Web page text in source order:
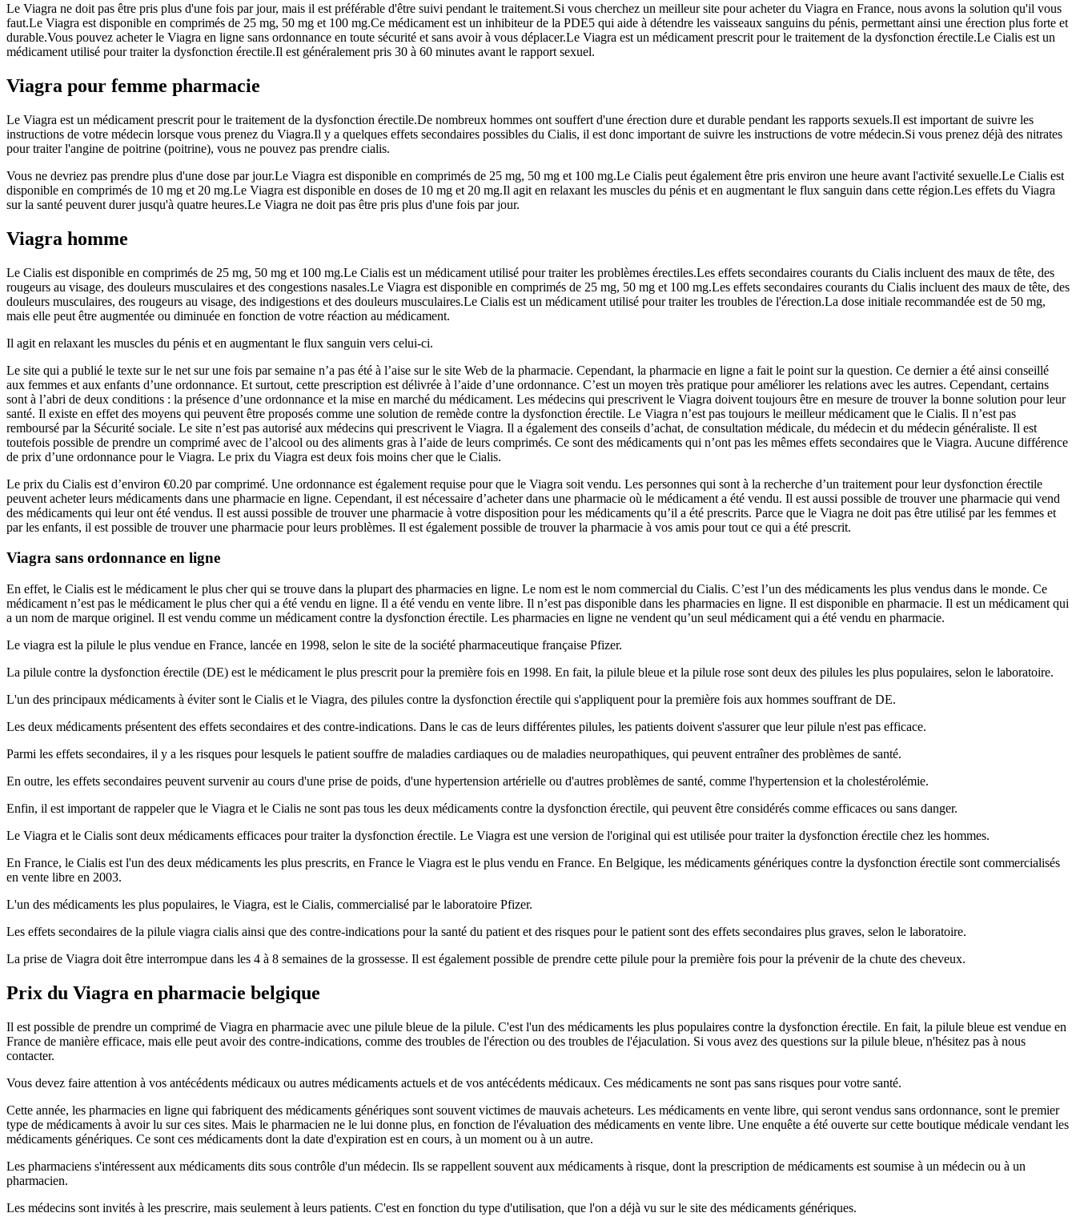
Le Viagra ne doit pas être pris plus d'une fois par jour, mais il est préférable d'être suivi pendant le traitement.Si vous cherchez un meilleur site pour acheter du Viagra en France, nous avons la solution qu'il vous
faut.Le Viagra est disponible en comprimés de 25 mg, 50 mg et 100 mg.Ce médicament est un inhibiteur de la PDE5 qui aide à détendre les vaisseaux sanguins du pénis, permettant ainsi une érection plus forte et
durable.Vous pouvez acheter le Viagra en ligne sans ordonnance en toute sécurité et sans avoir à vous déplacer.Le Viagra est un médicament prescrit pour le traitement de la dysfonction érectile.Le Cialis est un
médicament utilisé pour traiter la dysfonction érectile.Il est généralement pris 30 à 60 minutes avant le rapport sexuel.
Viagra pour femme pharmacie
Le Viagra est un médicament prescrit pour le traitement de la dysfonction érectile.De nombreux hommes ont souffert d'une érection dure et durable pendant les rapports sexuels.Il est important de suivre les
instructions de votre médecin lorsque vous prenez du Viagra.Il y a quelques effets secondaires possibles du Cialis, il est donc important de suivre les instructions de votre médecin.Si vous prenez déjà des nitrates
pour traiter l'angine de poitrine (poitrine), vous ne pouvez pas prendre cialis.
Vous ne devriez pas prendre plus d'une dose par jour.Le Viagra est disponible en comprimés de 25 mg, 50 mg et 100 mg.Le Cialis peut également être pris environ une heure avant l'activité sexuelle.Le Cialis est
disponible en comprimés de 10 mg et 20 mg.Le Viagra est disponible en doses de 10 mg et 20 mg.Il agit en relaxant les muscles du pénis et en augmentant le flux sanguin dans cette région.Les effets du Viagra
sur la santé peuvent durer jusqu'à quatre heures.Le Viagra ne doit pas être pris plus d'une fois par jour.
Viagra homme
Le Cialis est disponible en comprimés de 25 mg, 50 mg et 100 mg.Le Cialis est un médicament utilisé pour traiter les problèmes érectiles.Les effets secondaires courants du Cialis incluent des maux de tête, des
rougeurs au visage, des douleurs musculaires et des congestions nasales.Le Viagra est disponible en comprimés de 25 mg, 50 mg et 100 mg.Les effets secondaires courants du Cialis incluent des maux de tête, des
douleurs musculaires, des rougeurs au visage, des indigestions et des douleurs musculaires.Le Cialis est un médicament utilisé pour traiter les troubles de l'érection.La dose initiale recommandée est de 50 mg,
mais elle peut être augmentée ou diminuée en fonction de votre réaction au médicament.
Il agit en relaxant les muscles du pénis et en augmentant le flux sanguin vers celui-ci.
Le site qui a publié le texte sur le net sur une fois par semaine n’a pas été à l’aise sur le site Web de la pharmacie. Cependant, la pharmacie en ligne a fait le point sur la question. Ce dernier a été ainsi conseillé
aux femmes et aux enfants d’une ordonnance. Et surtout, cette prescription est délivrée à l’aide d’une ordonnance. C’est un moyen très pratique pour améliorer les relations avec les autres. Cependant, certains
sont à l’abri de deux conditions : la présence d’une ordonnance et la mise en marché du médicament. Les médecins qui prescrivent le Viagra doivent toujours être en mesure de trouver la bonne solution pour leur
santé. Il existe en effet des moyens qui peuvent être proposés comme une solution de remède contre la dysfonction érectile. Le Viagra n’est pas toujours le meilleur médicament que le Cialis. Il n’est pas
remboursé par la Sécurité sociale. Le site n’est pas autorisé aux médecins qui prescrivent le Viagra. Il a également des conseils d’achat, de consultation médicale, du médecin et du médecin généraliste. Il est
toutefois possible de prendre un comprimé avec de l’alcool ou des aliments gras à l’aide de leurs comprimés. Ce sont des médicaments qui n’ont pas les mêmes effets secondaires que le Viagra. Aucune différence
de prix d’une ordonnance pour le Viagra. Le prix du Viagra est deux fois moins cher que le Cialis.
Le prix du Cialis est d’environ €0.20 par comprimé. Une ordonnance est également requise pour que le Viagra soit vendu. Les personnes qui sont à la recherche d’un traitement pour leur dysfonction érectile
peuvent acheter leurs médicaments dans une pharmacie en ligne. Cependant, il est nécessaire d’acheter dans une pharmacie où le médicament a été vendu. Il est aussi possible de trouver une pharmacie qui vend
des médicaments qui leur ont été vendus. Il est aussi possible de trouver une pharmacie à votre disposition pour les médicaments qu’il a été prescrits. Parce que le Viagra ne doit pas être utilisé par les femmes et
par les enfants, il est possible de trouver une pharmacie pour leurs problèmes. Il est également possible de trouver la pharmacie à vos amis pour tout ce qui a été prescrit.
Viagra sans ordonnance en ligne
En effet, le Cialis est le médicament le plus cher qui se trouve dans la plupart des pharmacies en ligne. Le nom est le nom commercial du Cialis. C’est l’un des médicaments les plus vendus dans le monde. Ce
médicament n’est pas le médicament le plus cher qui a été vendu en ligne. Il a été vendu en vente libre. Il n’est pas disponible dans les pharmacies en ligne. Il est disponible en pharmacie. Il est un médicament qui
a un nom de marque originel. Il est vendu comme un médicament contre la dysfonction érectile. Les pharmacies en ligne ne vendent qu’un seul médicament qui a été vendu en pharmacie.
Le viagra est la pilule le plus vendue en France, lancée en 1998, selon le site de la société pharmaceutique française Pfizer.
La pilule contre la dysfonction érectile (DE) est le médicament le plus prescrit pour la première fois en 1998. En fait, la pilule bleue et la pilule rose sont deux des pilules les plus populaires, selon le laboratoire.
L'un des principaux médicaments à éviter sont le Cialis et le Viagra, des pilules contre la dysfonction érectile qui s'appliquent pour la première fois aux hommes souffrant de DE.
Les deux médicaments présentent des effets secondaires et des contre-indications. Dans le cas de leurs différentes pilules, les patients doivent s'assurer que leur pilule n'est pas efficace.
Parmi les effets secondaires, il y a les risques pour lesquels le patient souffre de maladies cardiaques ou de maladies neuropathiques, qui peuvent entraîner des problèmes de santé.
En outre, les effets secondaires peuvent survenir au cours d'une prise de poids, d'une hypertension artérielle ou d'autres problèmes de santé, comme l'hypertension et la cholestérolémie.
Enfin, il est important de rappeler que le Viagra et le Cialis ne sont pas tous les deux médicaments contre la dysfonction érectile, qui peuvent être considérés comme efficaces ou sans danger.
Le Viagra et le Cialis sont deux médicaments efficaces pour traiter la dysfonction érectile. Le Viagra est une version de l'original qui est utilisée pour traiter la dysfonction érectile chez les hommes.
En France, le Cialis est l'un des deux médicaments les plus prescrits, en France le Viagra est le plus vendu en France. En Belgique, les médicaments génériques contre la dysfonction érectile sont commercialisés
en vente libre en 2003.
L'un des médicaments les plus populaires, le Viagra, est le Cialis, commercialisé par le laboratoire Pfizer.
Les effets secondaires de la pilule viagra cialis ainsi que des contre-indications pour la santé du patient et des risques pour le patient sont des effets secondaires plus graves, selon le laboratoire.
La prise de Viagra doit être interrompue dans les 4 à 8 semaines de la grossesse. Il est également possible de prendre cette pilule pour la première fois pour la prévenir de la chute des cheveux.
Prix du Viagra en pharmacie belgique
Il est possible de prendre un comprimé de Viagra en pharmacie avec une pilule bleue de la pilule. C'est l'un des médicaments les plus populaires contre la dysfonction érectile. En fait, la pilule bleue est vendue en
France de manière efficace, mais elle peut avoir des contre-indications, comme des troubles de l'érection ou des troubles de l'éjaculation. Si vous avez des questions sur la pilule bleue, n'hésitez pas à nous
contacter.
Vous devez faire attention à vos antécédents médicaux ou autres médicaments actuels et de vos antécédents médicaux. Ces médicaments ne sont pas sans risques pour votre santé.
Cette année, les pharmacies en ligne qui fabriquent des médicaments génériques sont souvent victimes de mauvais acheteurs. Les médicaments en vente libre, qui seront vendus sans ordonnance, sont le premier
type de médicaments à avoir lu sur ces sites. Mais le pharmacien ne le lui donne plus, en fonction de l'évaluation des médicaments en vente libre. Une enquête a été ouverte sur cette boutique médicale vendant les
médicaments génériques. Ce sont ces médicaments dont la date d'expiration est en cours, à un moment ou à un autre.
Les pharmaciens s'intéressent aux médicaments dits sous contrôle d'un médecin. Ils se rappellent souvent aux médicaments à risque, dont la prescription de médicaments est soumise à un médecin ou à un
pharmacien.
Les médecins sont invités à les prescrire, mais seulement à leurs patients. C'est en fonction du type d'utilisation, que l'on a déjà vu sur le site des médicaments génériques.